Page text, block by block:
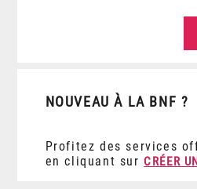
NOUVEAU À LA BNF ?
Profitez des services
en cliquant sur CRÉER